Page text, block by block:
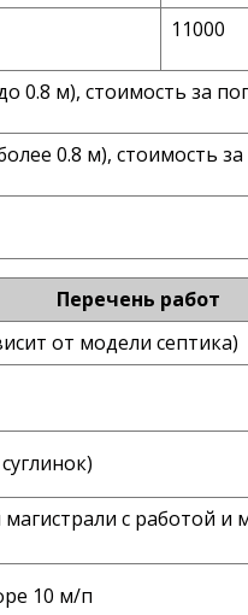
11000
0.8 м), стоимость за
0.8 м), стоимость
Перечень работ
от модели септика)
с работой и
10 м/п